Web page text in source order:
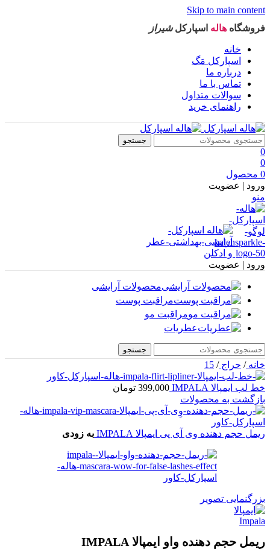
Skip to main content
فروشگاه هاله اسپارکلشیراز
خانه
اسپارکل مَگ
درباره ما
تماس با ما
سوالات متداول
راهنمای خرید
جستجو
0
0
0 محصول
ورود | عضویت
منو
ورود | عضویت
محصولات آرایشی
مراقبت پوست
مراقبت مو
عطریات
جستجو
خانه/ حراج/
15
خط لب ایمپالا IMPALA 399,000 تومان
بازگشت به محصولات
ریمل حجم دهنده وی آی پی ایمپالا IMPALA به زودی
بزرگنمایی تصویر
ریمل حجم دهنده واو ایمپالا IMPALA